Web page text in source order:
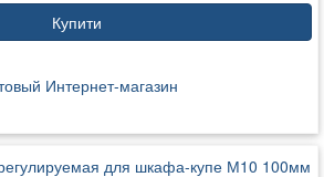
Купити
Интернет-магазин